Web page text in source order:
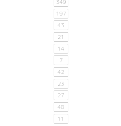
349
197
43
21
14
7
42
23
27
48
11